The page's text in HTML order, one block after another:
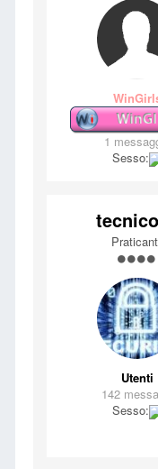
1
Sesso:
Utenti
142
Sesso: